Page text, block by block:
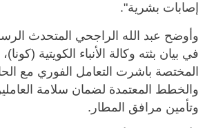
إصابات بشرية".
وأوضح عبد الله الراجحي المتحدث
في بيان بثته وكالة الأنباء الكويتية
المختصة باشرت التعامل الفوري مع
والخطط المعتمدة لضمان سلامة
وتأمين مرافق المطار.